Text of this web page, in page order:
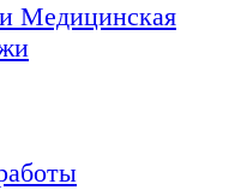
Медицинская